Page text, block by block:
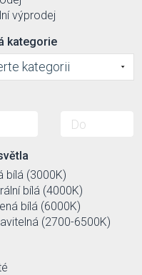
výprodej
kategorie
kategorii
bílá (3000K)
bílá (4000K)
bílá (6000K)
(2700-6500K)